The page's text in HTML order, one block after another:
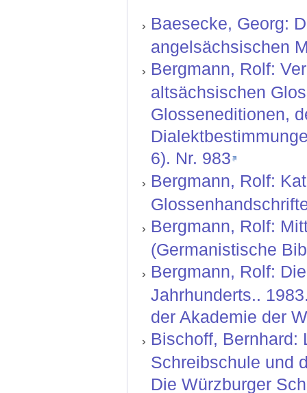
Baesecke, Georg:
angelsächsischen
Bergmann, Rolf:
altsächsischen
Glosseneditionen,
6). Nr. 983
Bergmann, Rolf:
Bergmann, Rolf:
(Germanistische
Bergmann, Rolf:
Jahrhunderts..
der Akademie der
Bischoff, Bernhard:
Schreibschule und
Die Würzburger